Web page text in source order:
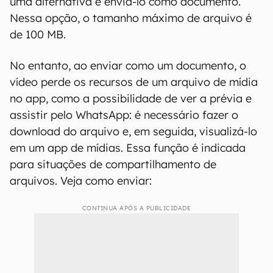
Nessa opção, o tamanho máximo de arquivo é
de 100 MB.
No entanto, ao enviar como um documento, o
vídeo perde os recursos de um arquivo de mídia
no app, como a possibilidade de ver a prévia e
assistir pelo WhatsApp: é necessário fazer o
download do arquivo e, em seguida, visualizá-lo
em um app de mídias. Essa função é indicada
para situações de compartilhamento de
arquivos. Veja como enviar:
CONTINUA APÓS A PUBLICIDADE